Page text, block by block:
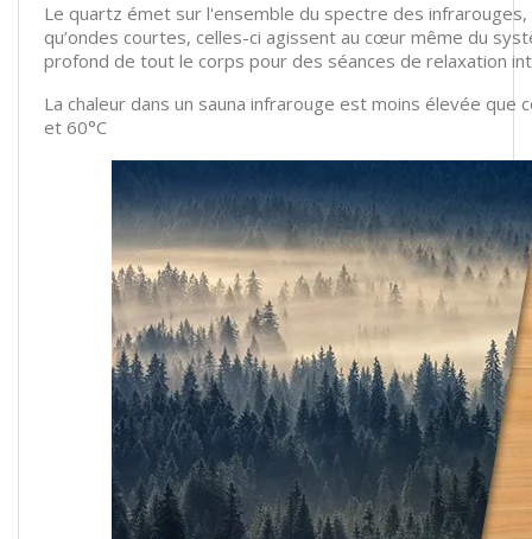
Le quartz émet sur l'ensemble du spectre des
qu’ondes courtes, celles-ci agissent au cœur même du
profond de tout le corps pour des séances de relaxation
La chaleur dans un sauna infrarouge est moins élevée que
et 60°C